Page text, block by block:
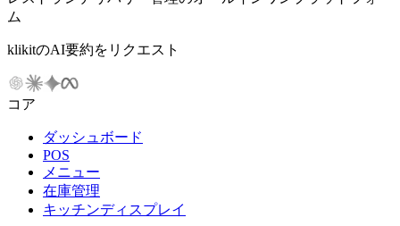
ム
klikitのAI要約をリクエスト
コア
ダッシュボード
POS
メニュー
在庫管理
キッチンディスプレイ